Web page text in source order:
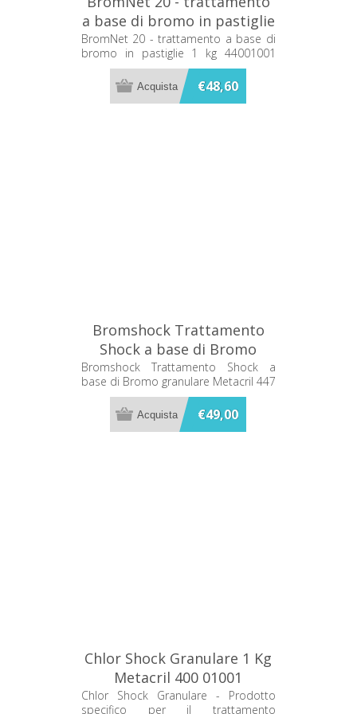
a base di bromo in pastiglie
1 kg 44001001 Metacril
BromNet 20 - trattamento a base di
bromo in pastiglie 1 kg 44001001
Metacril
€48,60
Bromshock Trattamento
Shock a base di Bromo
granulare Metacril 447
01001
Bromshock Trattamento Shock a
base di Bromo granulare Metacril 447
01001
€49,00
Chlor Shock Granulare 1 Kg
Metacril 400 01001
Chlor Shock Granulare - Prodotto
specifico per il trattamento